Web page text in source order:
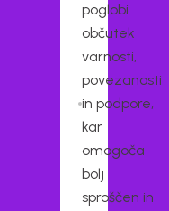
poglobi
občutek
varnosti,
povezanosti
in podpore,
kar
omogoča
bolj
sproščen in